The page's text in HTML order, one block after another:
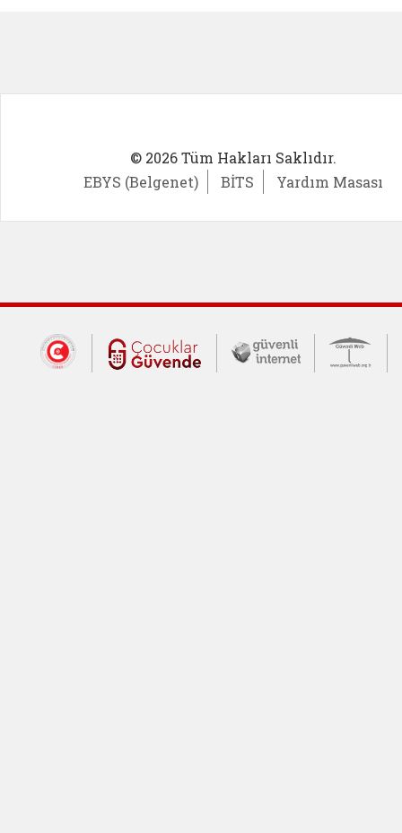
© 2026 Tüm Hakları Saklıdır.
EBYS (Belgenet)
BİTS Yardım Masası
Dış Bağlantılar
Cumhurbaşkanlığı İletişim Merkezi
Çocuklar Güvende (yeni
Güvenli